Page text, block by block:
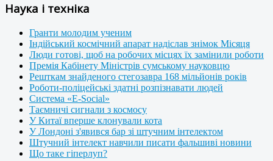
Наука і техніка
Гранти молодим ученим
Індійський космічний апарат надіслав знімок Місяця
Люди готові, щоб на робочих місцях їх замінили роботи
Премія Кабінету Міністрів сумському науковцю
Решткам знайденого стегозавра 168 мільйонів років
Роботи-поліцейські здатні розпізнавати людей
Система «E-Social»
Таємничі сигнали з космосу
У Китаї вперше клонували кота
У Лондоні з'явився бар зі штучним інтелектом
Штучний інтелект навчили писати фальшиві новини
Що таке гіперлуп?